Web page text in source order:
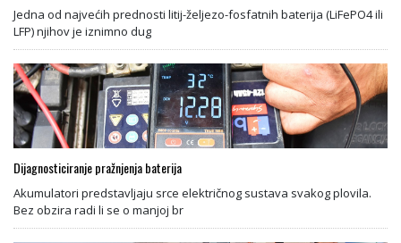
Jedna od najvećih prednosti litij-željezo-fosfatnih baterija (LiFePO4 ili
LFP) njihov je iznimno dug
Dijagnosticiranje pražnjenja baterija
Akumulatori predstavljaju srce električnog sustava svakog plovila.
Bez obzira radi li se o manjoj br